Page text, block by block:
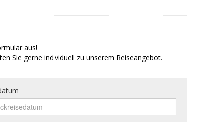
aus!
Sie gerne individuell zu unserem Reiseangebot.